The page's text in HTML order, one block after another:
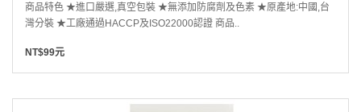
商品特色 ★進口嚴選,真空包裝 ★無添加防腐劑及色素 ★原產地:中國,台
灣分裝 ★工廠通過HACCP及ISO22000認證 商品..
NT$99元